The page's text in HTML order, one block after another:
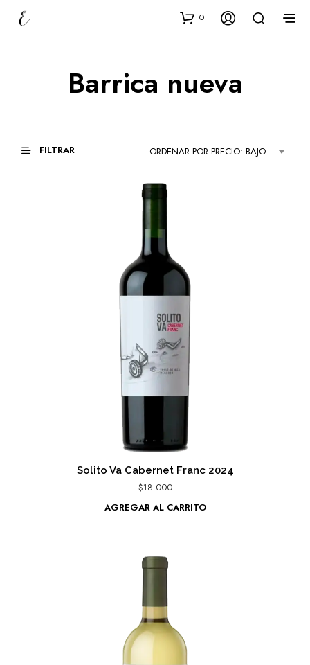
0
Barrica nueva
FILTRAR ORDENAR POR PRECIO: BAJO A ALTO
Solito Va Cabernet Franc 2024
$18.000
AGREGAR AL CARRITO